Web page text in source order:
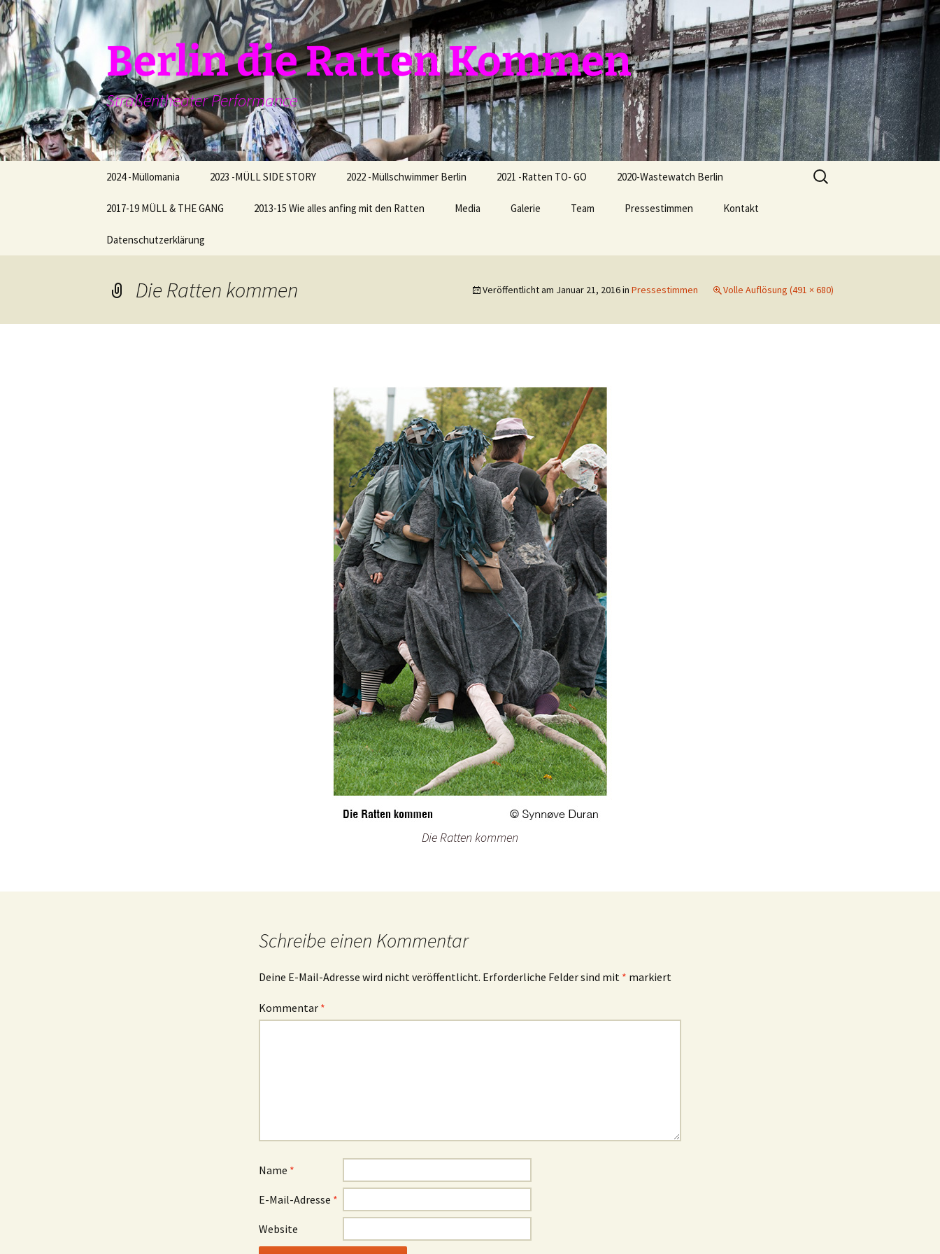
Zum
Inhalt
springen
Berlin die Ratten Kommen
Straßentheater Performance
2024 -Müllomania 2023 -MÜLL SIDE STORY 2022 -Müllschwimmer Berlin 2021 -Ratten TO- GO 2020-Wastewatch Berlin
2017-19 MÜLL & THE GANG 2013-15 Wie alles anfing mit den Ratten Media Galerie Team Pressestimmen Kontakt
Datenschutzerklärung
Suchen
nach:
Die Ratten kommen Veröffentlicht am Januar 21, 2016in Pressestimmen Volle Auflösung (491 × 680)
Die Ratten kommen
Schreibe einen Kommentar
Deine E-Mail-Adresse wird nicht veröffentlicht. Erforderliche Felder sind mit * markiert
Kommentar *
Name *
E-Mail-Adresse *
Website